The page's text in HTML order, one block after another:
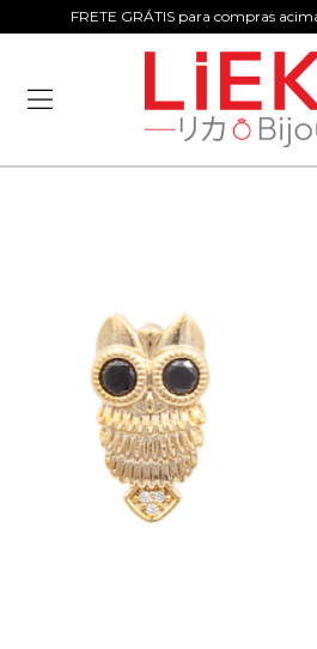
FRETE GRÁTIS para compras